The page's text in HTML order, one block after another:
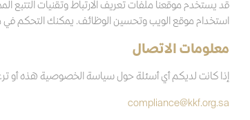
قد يستخدم موقعنا ملفات تعريف الارتباط وتقنيات
استخدام موقع الويب وتحسين الوظائف. يمكنك التحكم في
معلومات الاتصال
إذا كانت لديكم أي أسئلة حول سياسة الخصوصية هذه أو
compliance@kkf.org.sa